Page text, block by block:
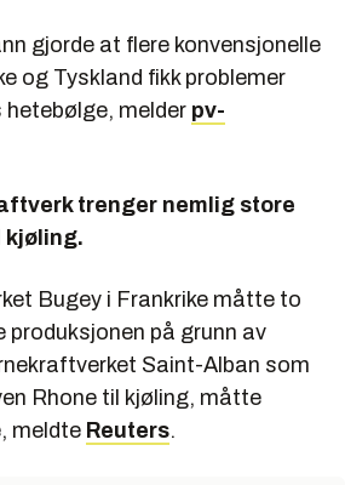
gjorde at flere konvensjonelle
og Tyskland fikk problemer
hetebølge, melder pv-
trenger nemlig store
kjøling.
Bugey i Frankrike måtte to
produksjonen på grunn av
Saint-Alban som
Rhone til kjøling, måtte
meldte Reuters.